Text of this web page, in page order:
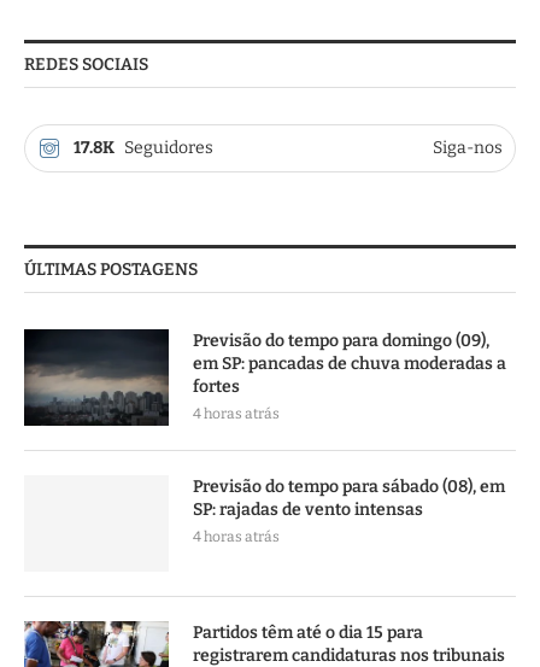
REDES SOCIAIS
17.8K Seguidores Siga-nos
ÚLTIMAS POSTAGENS
Previsão do tempo para domingo (09),
em SP: pancadas de chuva moderadas a
fortes
4 horas atrás
Previsão do tempo para sábado (08), em
SP: rajadas de vento intensas
4 horas atrás
Partidos têm até o dia 15 para
registrarem candidaturas nos tribunais